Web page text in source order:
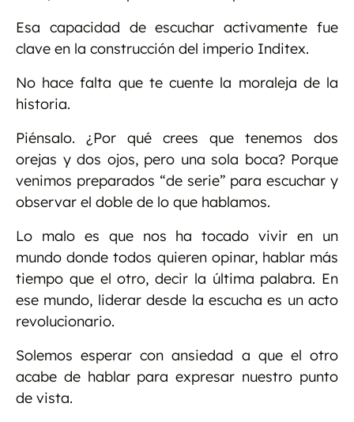
Esa capacidad de escuchar activamente fue
clave en la construcción del imperio Inditex.
No hace falta que te cuente la moraleja de la
historia.
Piénsalo. ¿Por qué crees que tenemos dos
orejas y dos ojos, pero una sola boca? Porque
venimos preparados “de serie” para escuchar y
observar el doble de lo que hablamos.
Lo malo es que nos ha tocado vivir en un
mundo donde todos quieren opinar, hablar más
tiempo que el otro, decir la última palabra. En
ese mundo, liderar desde la escucha es un acto
revolucionario.
Solemos esperar con ansiedad a que el otro
acabe de hablar para expresar nuestro punto
de vista.